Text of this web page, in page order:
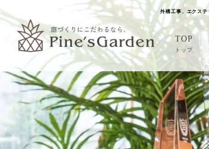
外構工事、エクス
TOP
トップ